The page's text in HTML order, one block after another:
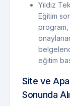
Yıldız
Eğitim
program,
eğitim
Site ve
Sonunda